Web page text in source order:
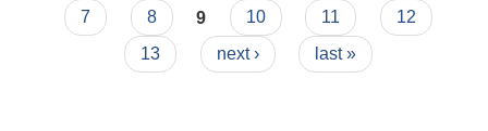
7
8 9 10 11
12
13
next › last »